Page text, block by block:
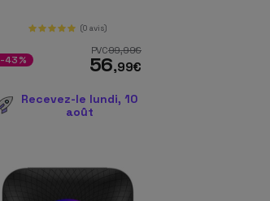
(0 avis)
PVC99,99€
56,99€
-43%
Recevez-le lundi, 10
août